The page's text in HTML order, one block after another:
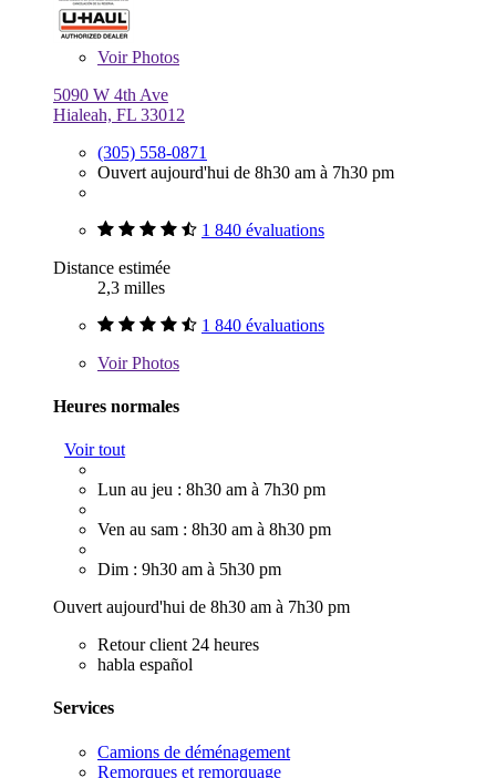
VoirPhotos
5090 W 4th Ave
Hialeah, FL 33012
(305) 558-0871
Ouvert aujourd'hui de 8h30 am à 7h30 pm
1 840 évaluations
Distance estimée
2,3 milles
1 840 évaluations
VoirPhotos
Heures normales
Voir tout
Lun au jeu : 8h30 am à 7h30 pm
Ven au sam : 8h30 am à 8h30 pm
Dim : 9h30 am à 5h30 pm
Ouvert aujourd'hui de 8h30 am à 7h30 pm
Retour client 24 heures
habla español
Services
Camions de déménagement
Remorques et remorquage